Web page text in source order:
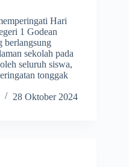
Hari
1 Godean
berlangsung
sekolah pada
seluruh siswa,
tonggak
28 Oktober 2024